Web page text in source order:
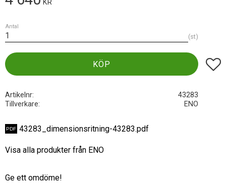
KR
Antal
st
KÖP Lägg
Artikelnr
43283
Tillverkare
ENO
43283_dimensionsritning-43283.pdf
Visa alla produkter från ENO
Ge ett omdöme!